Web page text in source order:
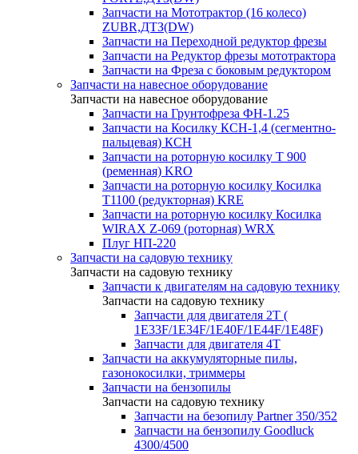
Запчасти на Мототрактор (16 колесо)
ZUBR,ДТЗ(DW)
Запчасти на Переходной редуктор фрезы
Запчасти на Редуктор фрезы мототрактора
Запчасти на Фреза с боковым редуктором
Запчасти на навесное оборудование
Запчасти на навесное оборудование
Запчасти на Грунтофреза ФН-1.25
Запчасти на Косилку КСН-1,4 (сегментно-
пальцевая) КСН
Запчасти на роторную косилку T 900
(ременная) KRO
Запчасти на роторную косилку Косилка
T1100 (редукторная) KRE
Запчасти на роторную косилку Косилка
WIRAX Z-069 (роторная) WRX
Плуг НП-220
Запчасти на садовую технику
Запчасти на садовую технику
Запчасти к двигателям на садовую технику
Запчасти на садовую технику
Запчасти для двигателя 2Т (
1Е33F/1E34F/1Е40F/1E44F/1Е48F)
Запчасти для двигателя 4Т
Запчасти на аккумуляторные пилы,
газонокосилки, триммеры
Запчасти на бензопилы
Запчасти на садовую технику
Запчасти на безопилу Partner 350/352
Запчасти на бензопилу Goodluck
4300/4500